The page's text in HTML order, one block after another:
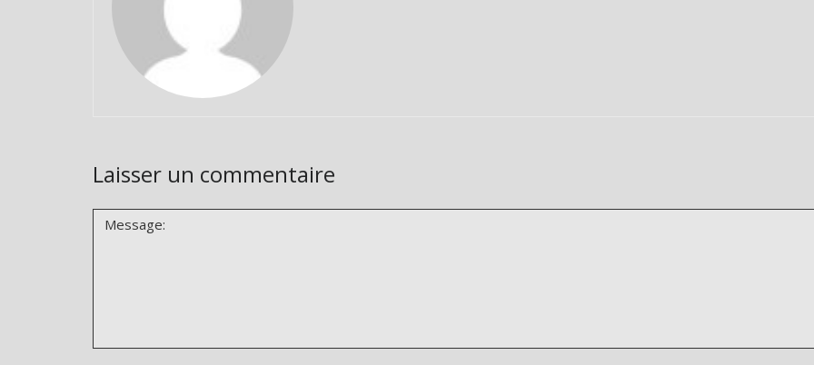
Laisser un commentaire